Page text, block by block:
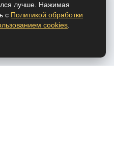
лучше. Нажимая
с Политикой обработки
cookies